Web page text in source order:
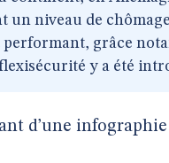
un niveau de
performant, grâce
y a été
d’une